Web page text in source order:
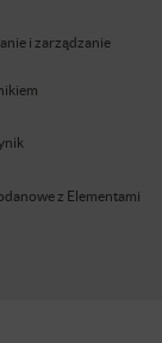
i zarządzanie
z Elementami